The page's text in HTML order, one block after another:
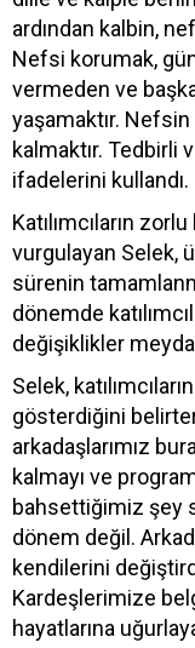
ardından kalbin,
Nefsi korumak,
vermeden ve
yaşamaktır. Nefsin
kalmaktır. Tedbirli
ifadelerini kullandı.
Katılımcıların
vurgulayan Selek,
sürenin
dönemde
değişiklikler
Selek,
gösterdiğini
arkadaşlarımız
kalmayı ve
bahsettiğimiz şey
dönem değil.
kendilerini
Kardeşlerimize
hayatlarına